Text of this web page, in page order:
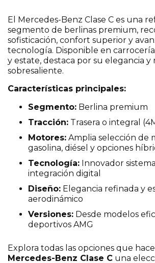
El Mercedes-Benz Clase C es una
segmento de berlinas premium,
sofisticación, confort superior y
tecnología. Disponible en
y estate, destaca por su elegancia
sobresaliente.
Características principales:
Segmento: Berlina premium
Tracción: Trasera o integral
Motores: Amplia selección de
gasolina, diésel y opciones
Tecnología: Innovador
integración digital
Diseño: Elegancia refinada y
aerodinámico
Versiones: Desde modelos
deportivos AMG
Explora todas las opciones que
Mercedes-Benz Clase C una